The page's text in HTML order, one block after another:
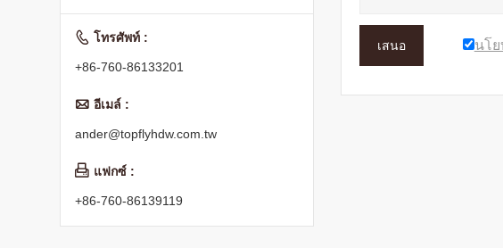
เสนอ นโย
 โทรศัพท์ :
+86-760-86133201
 อีเมล์ :
ander@topflyhdw.com.tw
 แฟกซ์ :
+86-760-86139119